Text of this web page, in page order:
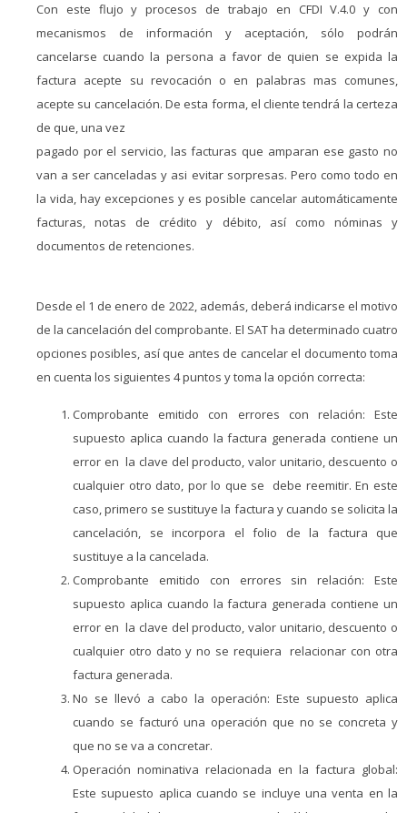
Con este flujo y procesos de trabajo en CFDI V.4.0 y con
mecanismos de información y aceptación, sólo podrán
cancelarse cuando la persona a favor de quien se expida la
factura acepte su revocación o en palabras mas comunes,
acepte su cancelación. De esta forma, el cliente tendrá la certeza
de que, una vez
pagado por el servicio, las facturas que amparan ese gasto no
van a ser canceladas y asi evitar sorpresas. Pero como todo en
la vida, hay excepciones y es posible cancelar automáticamente
facturas, notas de crédito y débito, así como nóminas y
documentos de retenciones.
Desde el 1 de enero de 2022, además, deberá indicarse el motivo
de la cancelación del comprobante. El SAT ha determinado cuatro
opciones posibles, así que antes de cancelar el documento toma
en cuenta los siguientes 4 puntos y toma la opción correcta:
Comprobante emitido con errores con relación: Este
supuesto aplica cuando la factura generada contiene un
error en la clave del producto, valor unitario, descuento o
cualquier otro dato, por lo que se debe reemitir. En este
caso, primero se sustituye la factura y cuando se solicita la
cancelación, se incorpora el folio de la factura que
sustituye a la cancelada.
Comprobante emitido con errores sin relación: Este
supuesto aplica cuando la factura generada contiene un
error en la clave del producto, valor unitario, descuento o
cualquier otro dato y no se requiera relacionar con otra
factura generada.
No se llevó a cabo la operación: Este supuesto aplica
cuando se facturó una operación que no se concreta y
que no se va a concretar.
Operación nominativa relacionada en la factura global:
Este supuesto aplica cuando se incluye una venta en la